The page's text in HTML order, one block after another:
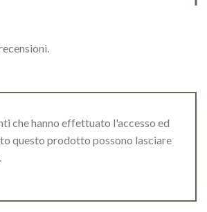
che hanno effettuato l'accesso ed
questo prodotto possono lasciare